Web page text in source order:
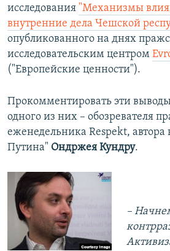
исследования "Механизмы
внутренние дела Чешской
опубликованного на днях
исследовательским центром
("Европейские ценности").
Прокомментировать эти
одного из них – обозревателя
еженедельника Respekt,
Путина" Ондржея Кундру.
–